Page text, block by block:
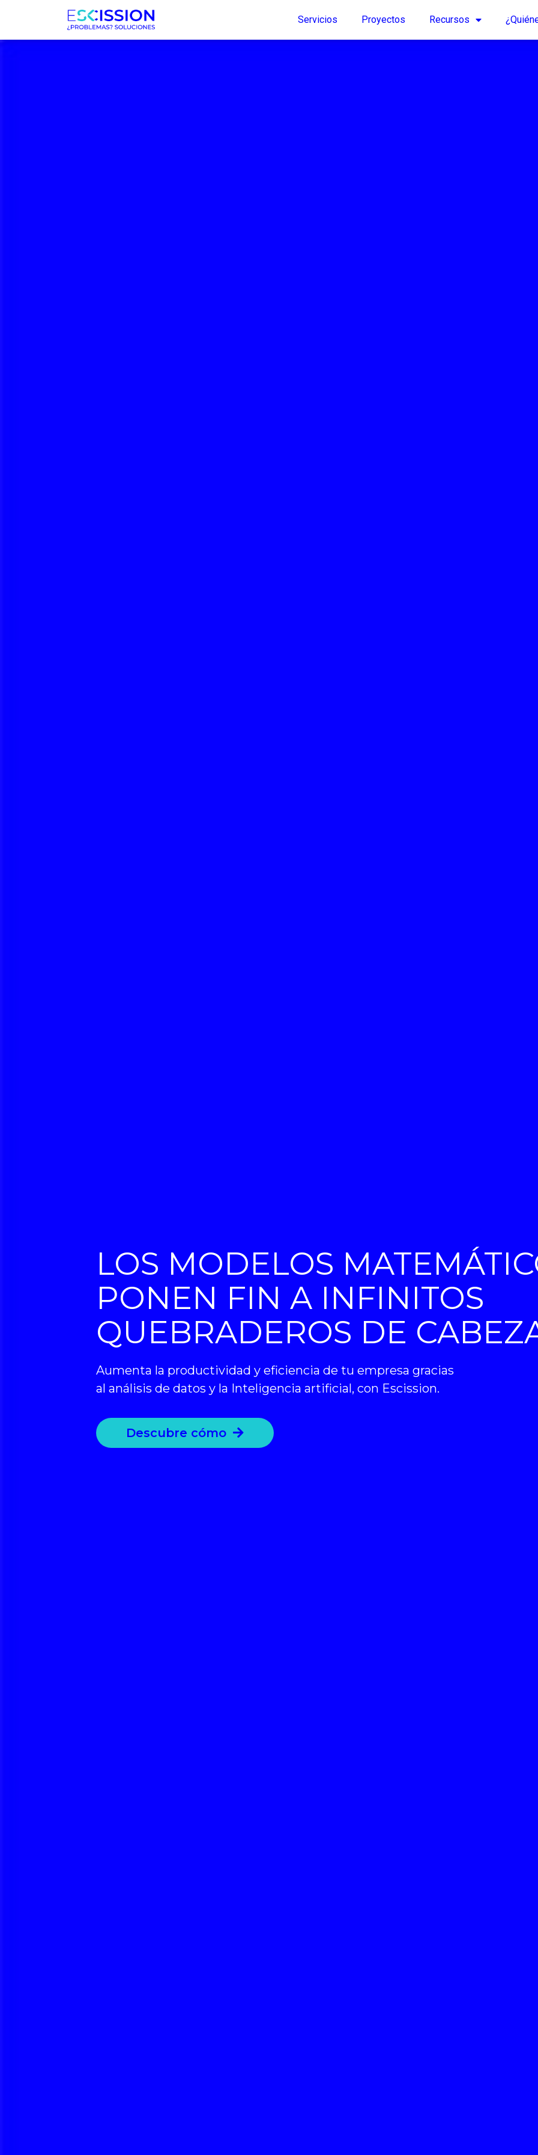
Servicios Proyectos Recursos
LOS MODELOS
PONEN FIN A INFINITOS
QUEBRADEROS DE
Aumenta la productividad y eficiencia de tu empresa gracias
al análisis de datos y la Inteligencia artificial, con Escission.
Descubre cómo